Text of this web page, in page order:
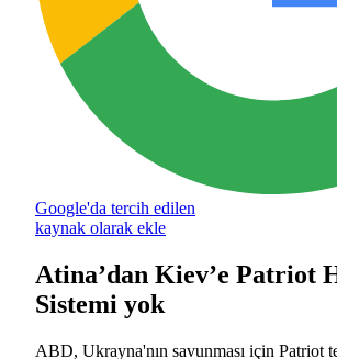
Google'da tercih edilen
kaynak olarak ekle
Atina’dan Kiev’e Patriot
Sistemi yok
ABD, Ukrayna'nın savunması için Patriot